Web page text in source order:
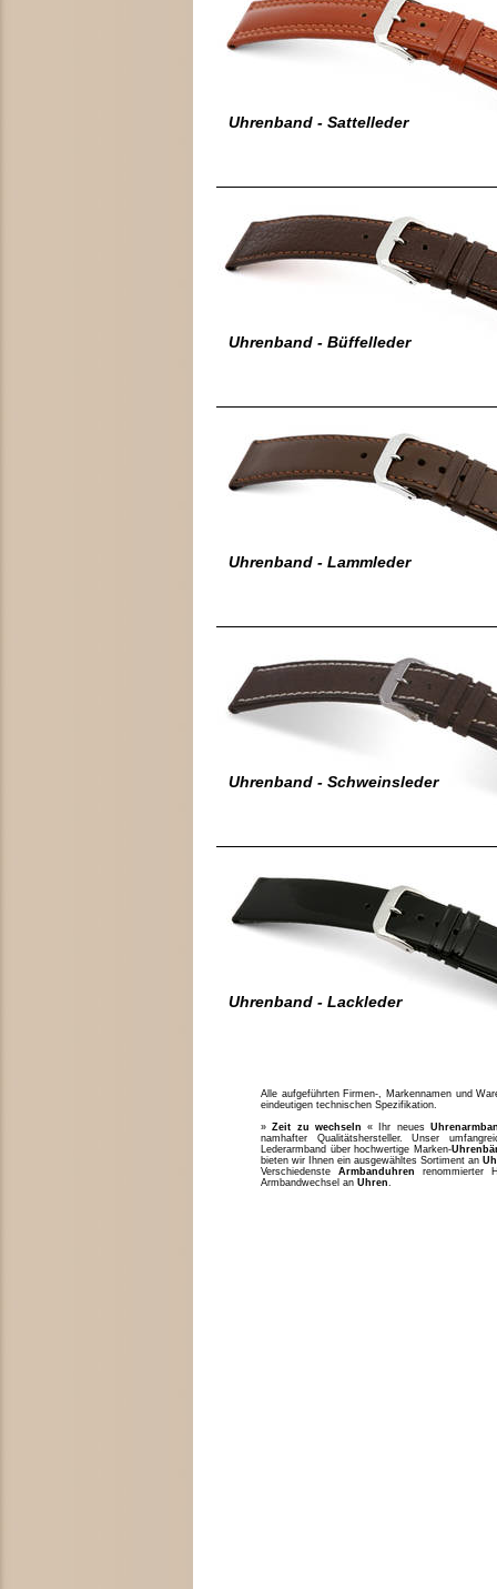
Uhrenband - Sattelleder
Uhrenband - Büffelleder
Uhrenband - Lammleder
Uhrenband - Schweinsleder
Uhrenband - Lackleder
Alle aufgeführten Firmen-, Markennamen und
eindeutigen technischen Spezifikation.
»Zeit zu wechseln « Ihr neues
namhafter Qualitätshersteller. Unser
Lederarmband über hochwertige Marken-
bieten wir Ihnen ein ausgewähltes Sortiment an
Verschiedenste Armbanduhren renommierter
Armbandwechsel an Uhren.